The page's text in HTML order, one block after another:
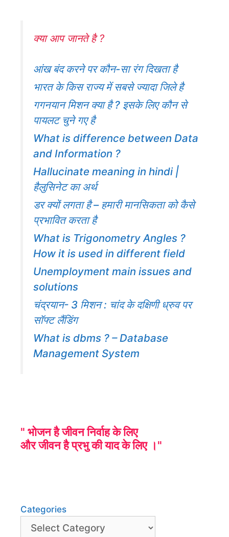
क्या आप जानते है ?
आंख बंद करने पर कौन-सा रंग दिखता है
भारत के किस राज्य में सबसे ज्यादा जिले है
गगनयान मिशन क्या है ? इसके लिए कौन से
पायलट चुने गए है
What is difference between Data
and Information ?
Hallucinate meaning in hindi |
हैलुसिनेट का अर्थ
डर क्यों लगता है – हमारी मानसिकता को कैसे
प्रभावित करता है
What is Trigonometry Angles ?
How it is used in different field
Unemployment main issues and
solutions
चंद्रयान- 3 मिशन : चांद के दक्षिणी ध्रुव पर
सॉफ्ट लैंडिंग
What is dbms ? – Database
Management System
" भोजन है जीवन निर्वाह के लिए
और जीवन है प्रभु की याद के लिए ।"
Categories